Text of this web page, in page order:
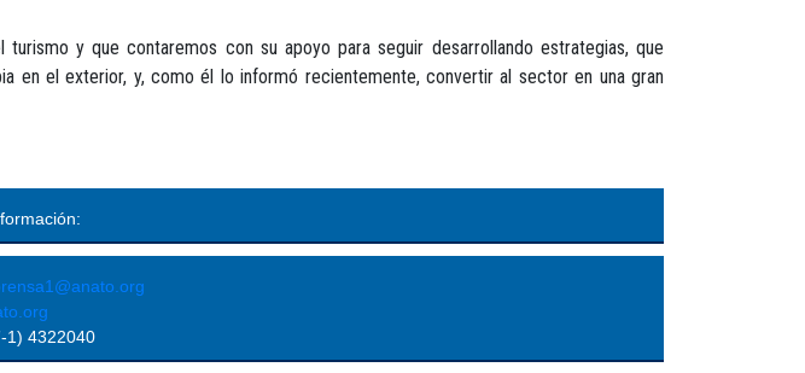
y que contaremos con su apoyo para seguir desarrollando estrategias, que
en el exterior, y, como él lo informó recientemente, convertir al sector en una gran
1) 4322040